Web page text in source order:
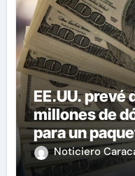
EE.UU.
millones de
para un
Noticiero